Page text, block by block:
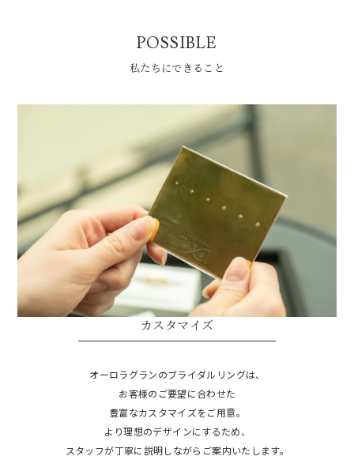
POSSIBLE
私たちにできること
デザインのルーツ
見渡す先に望む稜線
ふと見上げた宙に瞬く星雲
心地よい波の音
デザイナー自身が、その目で見たり肌で感じたことを
カスタマイズ
オーロラグランのブライダルリングは、
お客様のご要望に合わせた
豊富なカスタマイズをご用意。
より理想のデザインにするため、
スタッフが丁寧に説明しながらご案内いたします。
職人・アトリエ
オーロラグラン表参道SHOPの一角には
職人の工房があり、
コツコツと木槌を打つ音が心地よく響きます。
オーロラグランのブライダルリングは
デザイナーと職人の手により生み出され、
アフターフォロー
オーロラグランのブライダルリングは、
ご購入後のアフターフォローもご用意しております。
・ご購入後の初回サイズお直し無償
・表面のテクスチャー再加工無償
・リングの変色お直し無償